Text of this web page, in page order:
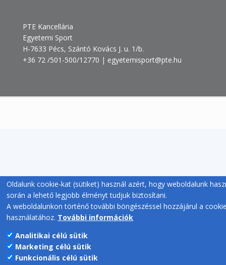
PTE Kancellária
Egyetemi Sport
H-7633 Pécs, Szántó Kovács J. u. 1/b.
+36 72 /501-500/12770 | egyetemisport@pte.hu
Oldalunk cookie-kat (sütiket) használ azért, hogy weboldalunk
során a lehető legjobb élményt tudjuk biztosítani.
A weboldalunkon történő további böngészéssel hozzájárul a
használatához. További információk
Analitikai célú sütik
Marketing célú sütik
Funkcionális célú sütik